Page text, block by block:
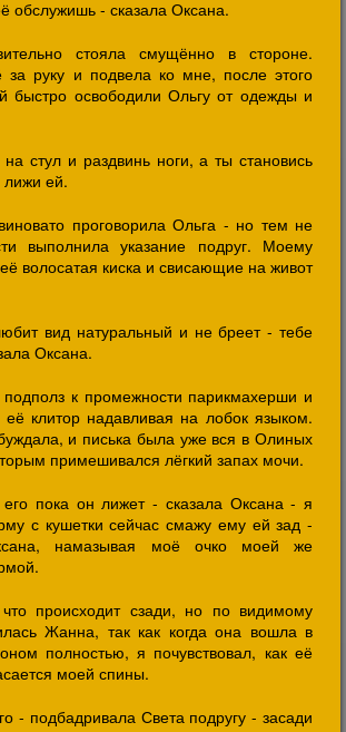
обслужишь - сказала Оксана.
стояла смущённо в стороне.
за руку и подвела ко мне, после этого
быстро освободили Ольгу от одежды и
стул и раздвинь ноги, а ты становись
лижи ей.
проговорила Ольга - но тем не
выполнила указание подруг. Моему
волосатая киска и свисающие на живот
вид натуральный и не бреет - тебе
Оксана.
к промежности парикмахерши и
её клитор надавливая на лобок языком.
и писька была уже вся в Олиных
примешивался лёгкий запах мочи.
пока он лижет - сказала Оксана - я
с кушетки сейчас смажу ему ей зад -
намазывая моё очко моей же
происходит сзади, но по видимому
Жанна, так как когда она вошла в
полностью, я почувствовал, как её
моей спины.
- подбадривала Света подругу - засади